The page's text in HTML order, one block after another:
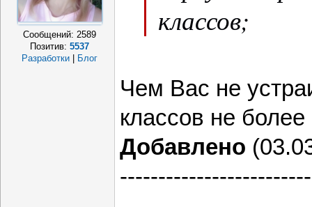
Сообщений: 2589
Позитив: 5537
Разработки | Блог
классов;
Чем Вас не
классов не
Добавлено